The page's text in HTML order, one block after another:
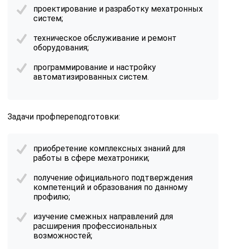
проектирование и разработку мехатронных
систем;
техническое обслуживание и ремонт
оборудования;
программирование и настройку
автоматизированных систем.
Задачи профпереподготовки:
приобретение комплексных знаний для
работы в сфере мехатроники;
получение официального подтверждения
компетенций и образования по данному
профилю;
изучение смежных направлений для
расширения профессиональных
возможностей;